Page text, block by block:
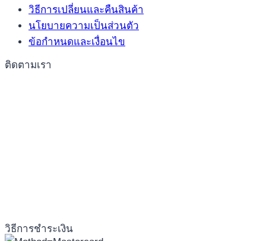
วิธีการเปลี่ยนและคืนสินค้า
นโยบายความเป็นส่วนตัว
ข้อกำหนดและเงื่อนไข
ติดตามเรา
วิธีการชำระเงิน